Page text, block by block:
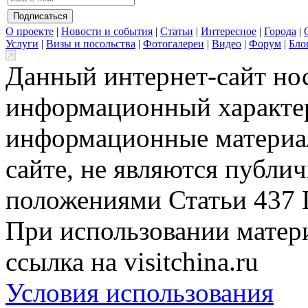
О проекте | Новости и события | Статьи | Интересное | Города |
Услуги | Визы и посольства | Фотогалереи | Видео | Форум |
Данный интернет-сайт
информационный
информационные
сайте, не являются
положениями Статьи 437
При использовании
ссылка на visitchina.ru
Условия использования